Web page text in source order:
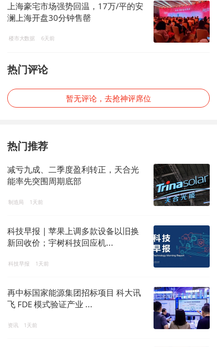
上海豪宅市场强势回温，17万/平的安
澜上海开盘30分钟售罄
楼市大数据 6天前
热门评论
暂无评论，去抢神评席位
热门推荐
减亏九成、二季度盈利转正，天合光
能率先突围周期底部
制造局 1天前
科技早报 | 苹果上调多款设备以旧换
新回收价；宇树科技回应机...
科技早报 1天前
再中标国家能源集团招标项目 科大讯
飞 FDE 模式验证产业 ...
资讯 1天前